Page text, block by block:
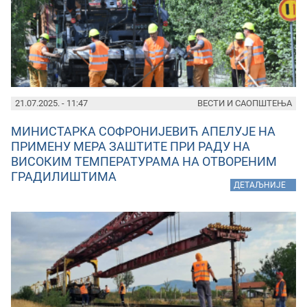
21.07.2025. - 11:47
МИНИСТАРКА СОФРОНИЈЕВИЋ АПЕЛУЈЕ НА
ПРИМЕНУ МЕРА ЗАШТИТЕ ПРИ РАДУ НА
ВИСОКИМ ТЕМПЕРАТУРАМА НА ОТВОРЕНИМ
ГРАДИЛИШТИМА
ДЕТАЉНИЈЕ
ВЕСТИ И САОПШТЕЊА